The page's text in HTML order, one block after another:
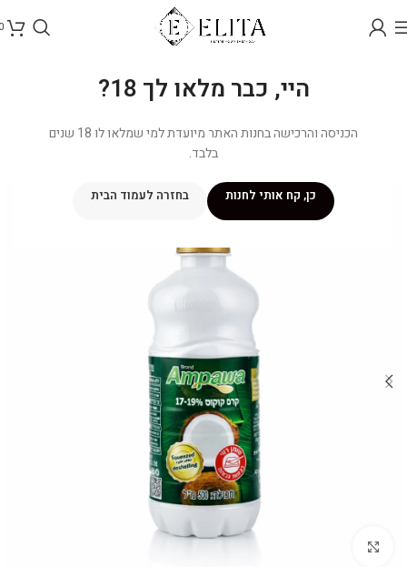
היי, כבר מלאו לך 18?
הכניסה והרכישה בחנות האתר מיועדת למי שמלאו לו 18 שנים
בלבד.
כן, קח אותי לחנות בחזרה לעמוד הבית